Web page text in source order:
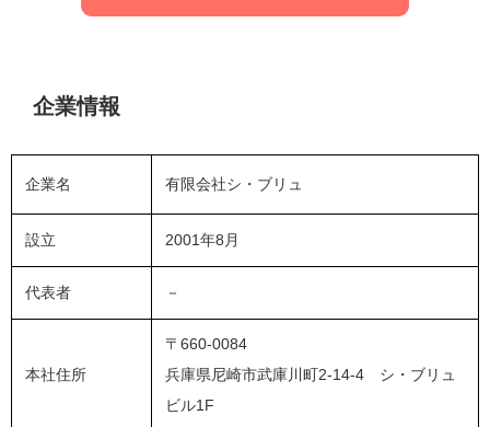
企業情報
企業名 有限会社シ・ブリュ
設立 2001年8月
代表者 －
本社住所
〒660-0084
兵庫県尼崎市武庫川町2-14-4 シ・ブリュ
ビル1F